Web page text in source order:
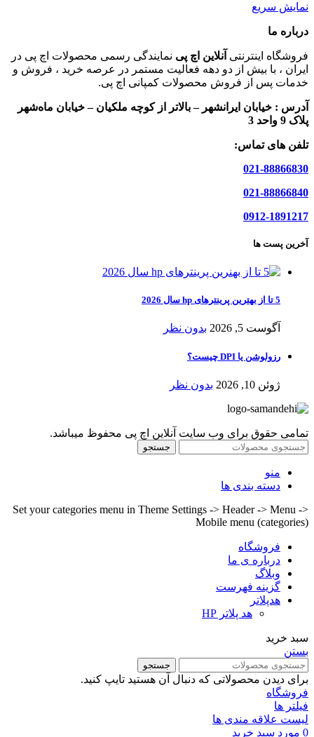
نمایش سریع
درباره ما
فروشگاه اینترنتی آنلاین اچ پی نمایندگی رسمی محصولات اچ پی در
ایران ، با بیش از دو دهه فعالیت مستمر در عرصه خرید ، فروش و
خدمات پس از فروش محصولات کمپانی اچ پی.
آدرس : خیابان ایرانشهر – بالاتر از کوچه ملکیان – خیابان ماه‌شهر
پلاک 9 واحد 3
تلفن های تماس:
021-88866830
021-88866840
0912-1891217
آخرین پست ها
5 تا از بهترین پرینترهای hp سال 2026
آگوست 5, 2026 بدون نظر
رزولوشن یا DPI چیست؟
ژوئن 10, 2026 بدون نظر
تمامی حقوق برای وب سایت آنلاین اچ پی محفوظ میباشد.
جستجو
منو
دسته بندی ها
Set your categories menu in Theme Settings -> Header -> Menu ->
Mobile menu (categories)
فروشگاه
درباره ی ما
وبلاگ
گزینه فهرست
هدپلاتر
هد پلاتر HP
سبد خرید
بستن
جستجو
برای دیدن محصولاتی که دنبال آن هستید تایپ کنید.
فروشگاه
فیلتر ها
لیست علاقه مندی ها
0 مورد سبد خرید